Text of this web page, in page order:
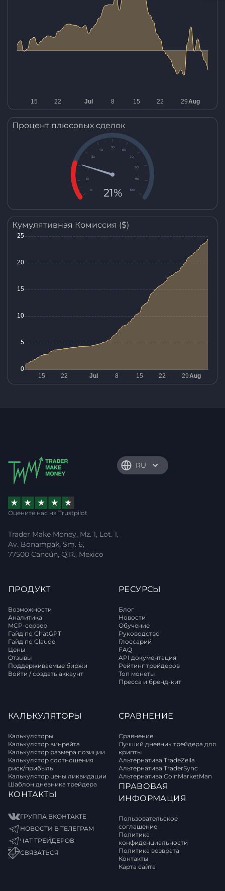
Процент плюсовых сделок
0
10
20
30
40
50
60
70
80
90
100
21%
Кумулятивная Комиссия ($)
RU
Оцените нас на Trustpilot
Trader Make Money, Mz. 1, Lot. 1,
Av. Bonampak, Sm. 6,
77500 Cancún, Q.R., Mexico
ПРОДУКТ
Возможности
Аналитика
MCP-сервер
Гайд по ChatGPT
Гайд по Claude
Цены
Отзывы
Поддерживаемые биржи
Войти / создать аккаунт
РЕСУРСЫ
Блог
Новости
Обучение
Руководство
Глоссарий
FAQ
API документация
Рейтинг трейдеров
Топ монеты
Пресса и бренд-кит
КАЛЬКУЛЯТОРЫ
Калькуляторы
Калькулятор винрейта
Калькулятор размера позиции
Калькулятор соотношения
риск/прибыль
Калькулятор цены ликвидации
Шаблон дневника трейдера
КОНТАКТЫ
ГРУППА ВКОНТАКТЕ
НОВОСТИ В ТЕЛЕГРАМ
ЧАТ ТРЕЙДЕРОВ
СВЯЗАТЬСЯ
СРАВНЕНИЕ
Сравнение
Лучший дневник трейдера для
крипты
Альтернатива TradeZella
Альтернатива TraderSync
Альтернатива CoinMarketMan
ПРАВОВАЯ
ИНФОРМАЦИЯ
Пользовательское
соглашение
Политика
конфиденциальности
Политика возврата
Контакты
Карта сайта